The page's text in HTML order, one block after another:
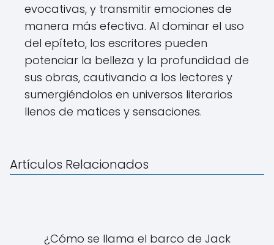
evocativas, y transmitir emociones de
manera más efectiva. Al dominar el uso
del epíteto, los escritores pueden
potenciar la belleza y la profundidad de
sus obras, cautivando a los lectores y
sumergiéndolos en universos literarios
llenos de matices y sensaciones.
Artículos Relacionados
¿Cómo se llama el barco de Jack